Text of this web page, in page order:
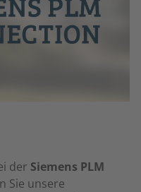
der Siemens PLM
Sie unsere